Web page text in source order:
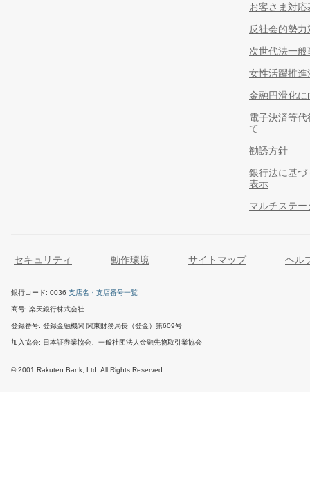
お客さま対応
反社会的勢
次世代法一
女性活躍推
金融円滑化
電子決済等
て
勧誘方針
銀行法に基
表示
マルチステ
セキュリティ 動作環境 サイトマップ ヘル
銀行コード 0036 支店名・支店番号一覧
商号 楽天銀行株式会社
登録番号 登録金融機関 関東財務局長（登金）第609号
加入協会 日本証券業協会、一般社団法人金融先物取引業協会
© 2001 Rakuten Bank, Ltd. All Rights Reserved.